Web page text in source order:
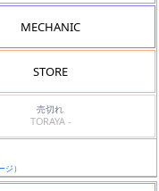
MECHANIC
STORE
売切れ
TORAYA -
ジ）